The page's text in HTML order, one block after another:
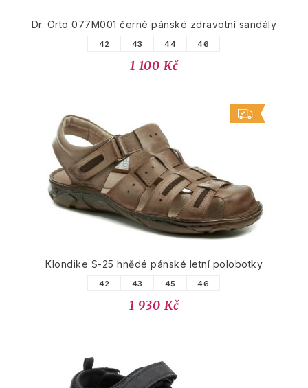
Dr. Orto 077M001 černé pánské zdravotní sandály
42 43 44 46
1 100 Kč
Klondike S-25 hnědé pánské letní polobotky
42 43 45 46
1 930 Kč